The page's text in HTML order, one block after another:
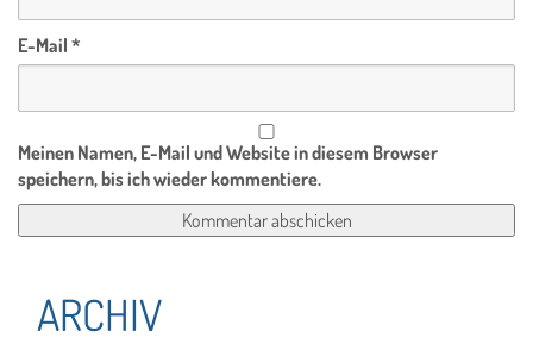
E-Mail *
Meinen Namen, E-Mail und Website in diesem Browser
speichern, bis ich wieder kommentiere.
ARCHIV